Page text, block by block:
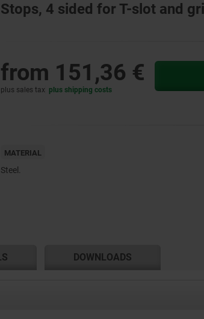
Stops, 4 sided for T-slot and
from 151,36 €
plus sales tax plus shipping costs
MATERIAL
Steel.
DOWNLOADS